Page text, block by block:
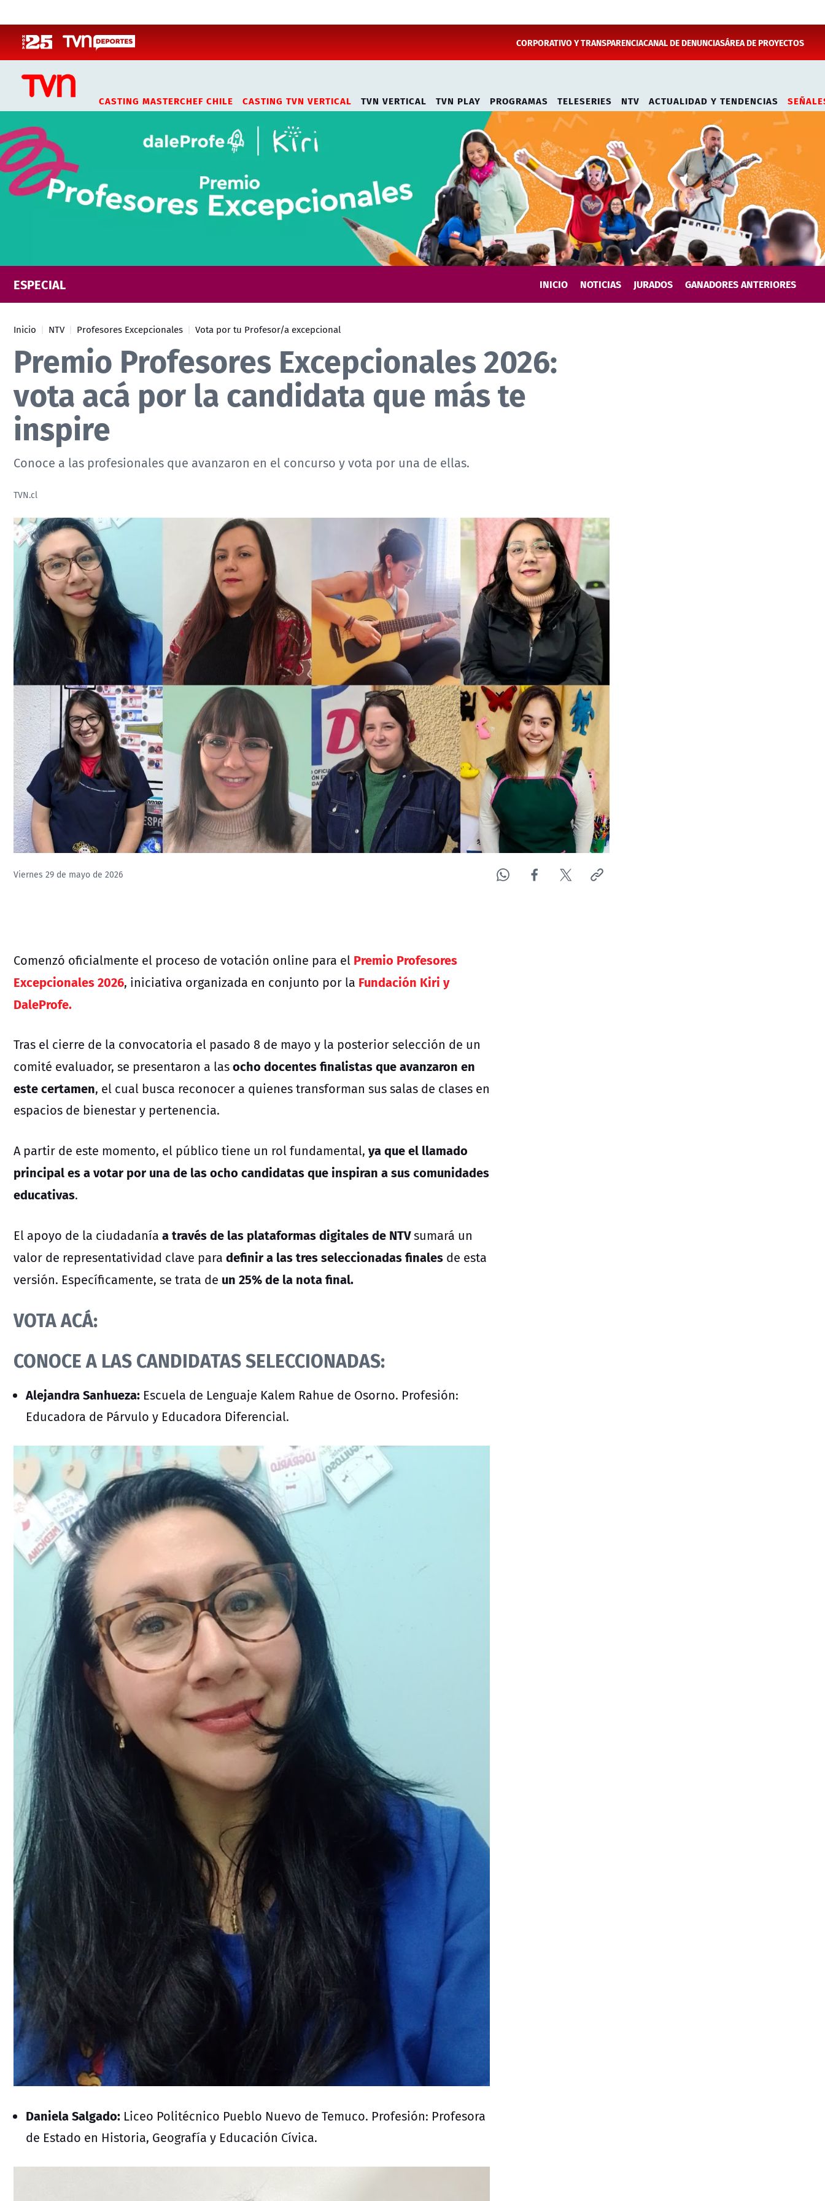
CORPORATIVO Y TRANSPARENCIACANAL DE DENUNCIASÁREA DE PROYECTOS
CASTING MASTERCHEF CHILE CASTING TVN VERTICAL TVN VERTICAL TVN PLAY PROGRAMAS TELESERIES NTV ACTUALIDAD Y TENDENCIAS
PROFESORES EXCEPCIONALES
ESPECIAL INICIO NOTICIAS JURADOS GANADORES ANTERIORES
Inicio NTV Profesores Excepcionales Vota por tu Profesor/a excepcional
Premio Profesores Excepcionales 2026:
vota acá por la candidata que más te
inspire
Conoce a las profesionales que avanzaron en el concurso y vota por una de ellas.
TVN.cl
Viernes 29 de mayo de 2026
Comenzó oficialmente el proceso de votación online para el Premio Profesores
Excepcionales 2026, iniciativa organizada en conjunto por la Fundación Kiri y
DaleProfe.
Tras el cierre de la convocatoria el pasado 8 de mayo y la posterior selección de un
comité evaluador, se presentaron a lasocho docentes finalistas que avanzaron en
este certamen, el cual busca reconocer a quienes transforman sus salas de clases en
espacios de bienestar y pertenencia.
A partir de este momento, el público tiene un rol fundamental, ya que el llamado
principal es a votar por una de las ocho candidatas que inspiran a sus comunidades
educativas.
El apoyo de la ciudadanía a través de las plataformas digitales de NTVsumará un
valor de representatividad clave para definir a las tres seleccionadas finales de esta
versión. Específicamente, se trata de un 25% de la nota final.
VOTA ACÁ:
CONOCE A LAS CANDIDATAS SELECCIONADAS:
Alejandra Sanhueza: Escuela de Lenguaje Kalem Rahue de Osorno. Profesión:
Educadora de Párvulo y Educadora Diferencial.
Daniela Salgado: Liceo Politécnico Pueblo Nuevo de Temuco. Profesión: Profesora
de Estado en Historia, Geografía y Educación Cívica.